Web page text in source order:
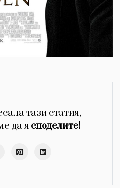
тази статия,
да я споделите!